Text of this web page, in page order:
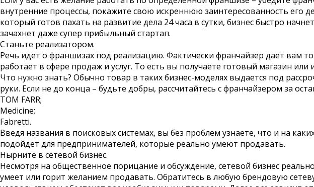
внутренние процессы, покажите свою искреннюю заинтересованность
который готов пахать на развитие дела 24 часа в сутки, бизнес быстро
зачахнет даже супер прибыльный стартап.
Станьте реализатором.
Речь идет о франшизах под реализацию. Фактически франчайзер дает вам
работает в сфере продаж и услуг. То есть вы получаете готовый магазин
Что нужно знать? Обычно товар в таких бизнес-моделях выдается под
руки. Если не до конца – будьте добры, рассчитайтесь с франчайзером за
TOM FARR;
Medicine;
Fabretti.
Введя названия в поисковых системах, вы без проблем узнаете, что и на
подойдет для предпринимателей, которые реально умеют продавать.
Нырните в сетевой бизнес.
Несмотря на общественное порицание и обсуждение, сетевой бизнес
умеет или горит желанием продавать. Обратитесь в любую брендовую